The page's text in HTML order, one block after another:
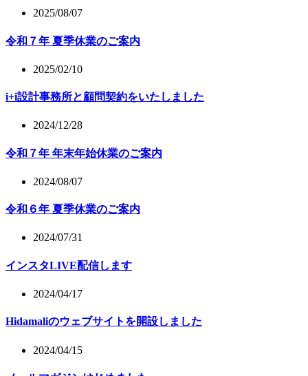
2025/08/07
令和７年 夏季休業のご案内
2025/02/10
i+i設計事務所と顧問契約をいたしました
2024/12/28
令和７年 年末年始休業のご案内
2024/08/07
令和６年 夏季休業のご案内
2024/07/31
インスタLIVE配信します
2024/04/17
Hidamaliのウェブサイトを開設しました
2024/04/15